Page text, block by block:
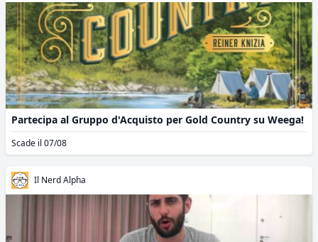
Partecipa al Gruppo d'Acquisto per Gold Country su Weega!
Scade il 07/08
Il Nerd Alpha